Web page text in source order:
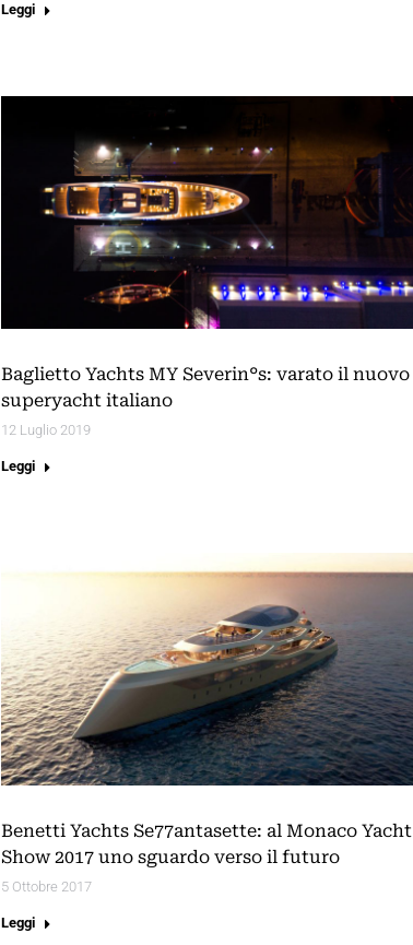
Leggi
Baglietto Yachts MY Severin°s: varato il nuovo
superyacht italiano
12 Luglio 2019
Leggi
Benetti Yachts Se77antasette: al Monaco Yacht
Show 2017 uno sguardo verso il futuro
5 Ottobre 2017
Leggi